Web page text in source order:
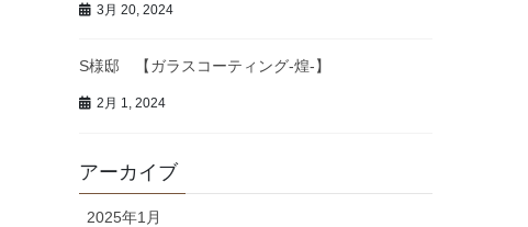
3月 20, 2024
S様邸 【ガラスコーティング-煌-】
2月 1, 2024
アーカイブ
2025年1月